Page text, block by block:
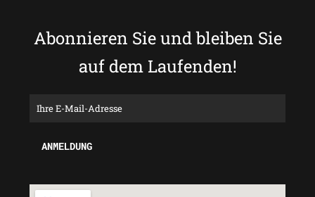
Abonnieren Sie und bleiben Sie
auf dem Laufenden!